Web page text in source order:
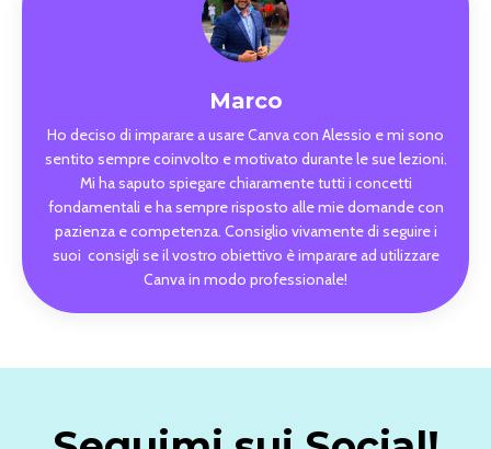
Marco
Ho deciso di imparare a usare Canva con Alessio e mi sono
sentito sempre coinvolto e motivato durante le sue lezioni.
Mi ha saputo spiegare chiaramente tutti i concetti
fondamentali e ha sempre risposto alle mie domande con
pazienza e competenza. Consiglio vivamente di seguire i
suoi consigli se il vostro obiettivo è imparare ad utilizzare
Canva in modo professionale!